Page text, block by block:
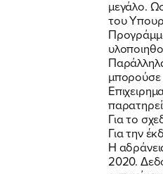
μεγάλο.
του
μπορούσε
Για το
Για την
Η
2020.